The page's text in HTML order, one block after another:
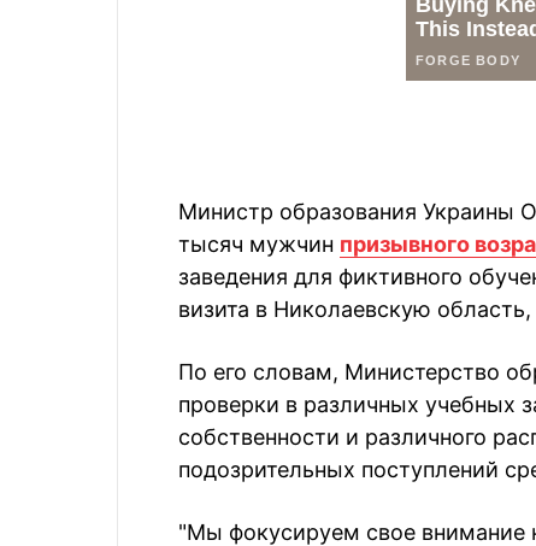
Министр образования Украины
тысяч мужчин призывного
заведения для фиктивного
визита в Николаевскую область,
По его словам, Министерство
проверки в различных учебных
собственности и различного
подозрительных поступлений
"Мы фокусируем свое внимание